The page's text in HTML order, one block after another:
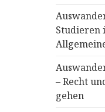
Studieren
– Recht
gehen